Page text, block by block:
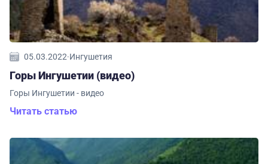
05.03.2022·Ингушетия
Горы Ингушетии (видео)
Горы Ингушетии - видео
Читать статью